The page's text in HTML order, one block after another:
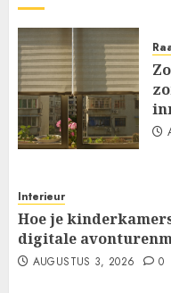
Interieur
Hoe je
digitale
AUGUSTUS 3, 2026 0